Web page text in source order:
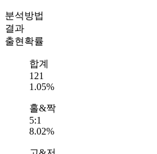
분석방법
결과
출현확률
합계
121
1.05%
홀&짝
5:1
8.02%